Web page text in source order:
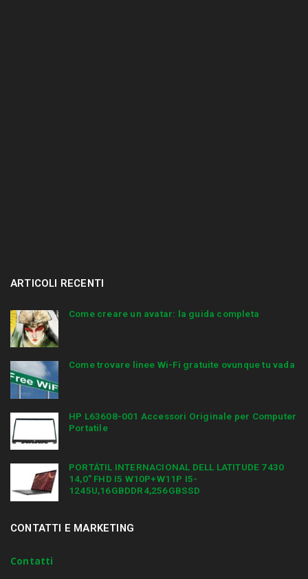
ARTICOLI RECENTI
Come creare un avatar: la guida completa
Come trovare linee Wi-Fi gratuite ovunque tu vada
HP L63608-001 Accessori Originale per Computer
Portatile
PORTÁTIL INTERNACIONAL DELL LATITUDE 7430
14,0″ FHD I5 W10P+W11P I5-
1245U,16GBDDR4,256GBSSD
CONTATTI E MARKETING
Contatti